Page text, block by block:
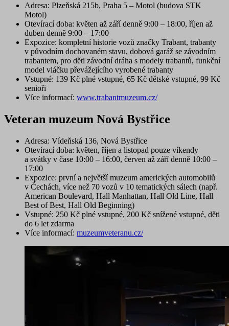
Adresa: Plzeňská 215b, Praha 5 – Motol (budova STK
Motol)
Otevírací doba: květen až září denně 9:00 – 18:00, říjen až
duben denně 9:00 – 17:00
Expozice: kompletní historie vozů značky Trabant, trabanty
v původním dochovaném stavu, dobová garáž se závodním
trabantem, pro děti závodní dráha s modely trabantů, funkční
model vláčku převážejícího vyrobené trabanty
Vstupné: 139 Kč plné vstupné, 65 Kč dětské vstupné, 99 Kč
senioři
Více informací: www.trabantmuzeum.cz/
Veteran muzeum Nová Bystřice
Adresa: Vídeňská 136, Nová Bystřice
Otevírací doba: květen, říjen a listopad pouze víkendy
a svátky v čase 10:00 – 16:00, červen až září denně 10:00 –
17:00
Expozice: první a největší muzeum amerických automobilů
v Čechách, více než 70 vozů v 10 tematických sálech (např.
American Boulevard, Hall Manhattan, Hall Old Line, Hall
Best of Best, Hall Old Beginning)
Vstupné: 250 Kč plné vstupné, 200 Kč snížené vstupné, děti
do 6 let zdarma
Více informací: muzeumveteranu.cz/